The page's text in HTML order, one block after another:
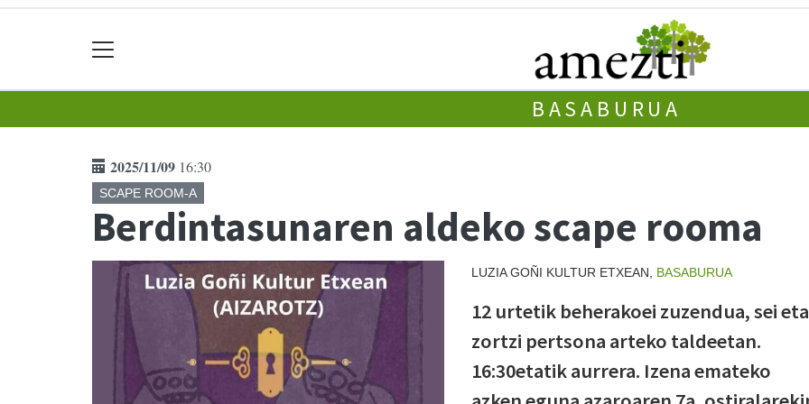
BASABURUA
2025/11/09 16:30
SCAPE ROOM-A
Berdintasunaren aldeko scape rooma
LUZIA GOÑI KULTUR ETXEAN, BASABURUA
12 urtetik beherakoei zuzendua, sei eta
zortzi pertsona arteko taldeetan.
16:30etatik aurrera. Izena emateko